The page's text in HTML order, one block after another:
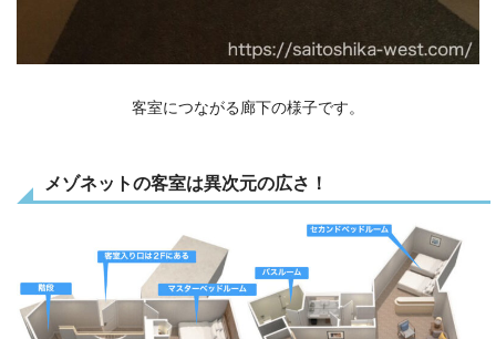
客室につながる廊下の様子です。
メゾネットの客室は異次元の広さ！